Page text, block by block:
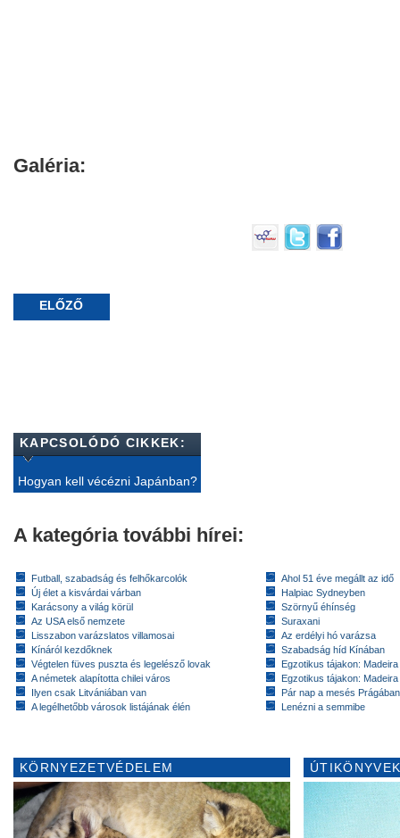
Galéria:
ELŐZŐ
KAPCSOLÓDÓ CIKKEK:
Hogyan kell vécézni Japánban?
A kategória további hírei:
Futball, szabadság és felhőkarcolók
Új élet a kisvárdai várban
Karácsony a világ körül
Az USA első nemzete
Lisszabon varázslatos villamosai
Kínáról kezdőknek
Végtelen füves puszta és legelésző lovak
A németek alapította chilei város
Ilyen csak Litvániában van
A legélhetőbb városok listájának élén
Ahol 51 éve megállt az idő
Halpiac Sydneyben
Szörnyű éhínség
Suraxani
Az erdélyi hó varázsa
Szabadság híd Kínában
Egzotikus tájakon:
Egzotikus tájakon:
Pár nap a mesés Prágában
Lenézni a semmibe
KÖRNYEZETVÉDELEM